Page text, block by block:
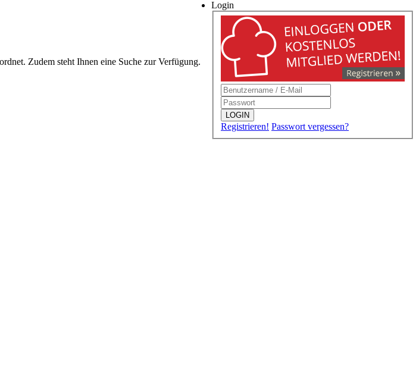
Login
LOGIN
Registrieren! Passwort vergessen?
Zudem steht Ihnen eine Suche zur Verfügung.